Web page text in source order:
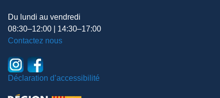
Du lundi au vendredi
08:30–12:00 | 14:30–17:00
Contactez nous
Déclaration d’accessibilité